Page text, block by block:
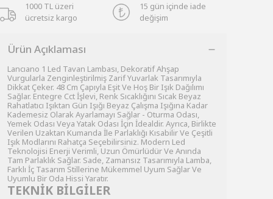
1000 TL üzeri
ücretsiz kargo
15 gün içinde iade
değişim
Ürün Açıklaması
Lancıano 1 Led Tavan Lambası, Dekoratif Ahşap
Vurgularla Zenginleştirilmiş Zarif Yuvarlak Tasarımıyla
Dikkat Çeker. 48 Cm Çapıyla Eşit Ve Hoş Bir Işık Dağılımı
Sağlar. Entegre Cct İşlevi, Renk Sıcaklığını Sıcak Beyaz
Rahatlatıcı Işıktan Gün Işığı Beyaz Çalışma Işığına Kadar
Kademesiz Olarak Ayarlamayı Sağlar - Oturma Odası,
Yemek Odası Veya Yatak Odası İçin İdealdir. Ayrıca, Birlikte
Verilen Uzaktan Kumanda İle Parlaklığı Kısabilir Ve Çeşitli
Işık Modlarını Rahatça Seçebilirsiniz. Modern Led
Teknolojisi Enerji Verimli, Uzun Ömürlüdür Ve Anında
Tam Parlaklık Sağlar. Sade, Zamansız Tasarımıyla Lamba,
Farklı İç Tasarım Stillerine Mükemmel Uyum Sağlar Ve
Uyumlu Bir Oda Hissi Yaratır.
TEKNİK BİLGİLER